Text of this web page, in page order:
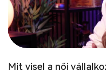
Mit visel a női